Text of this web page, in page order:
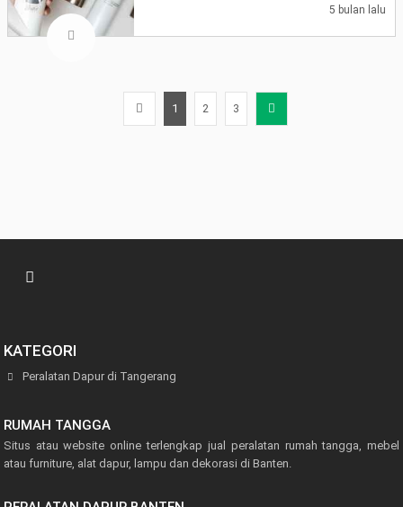
5 bulan lalu
1 2 3
KATEGORI
Peralatan Dapur di Tangerang
RUMAH TANGGA
Situs atau website online terlengkap jual peralatan rumah tangga, mebel
atau furniture, alat dapur, lampu dan dekorasi di Banten.